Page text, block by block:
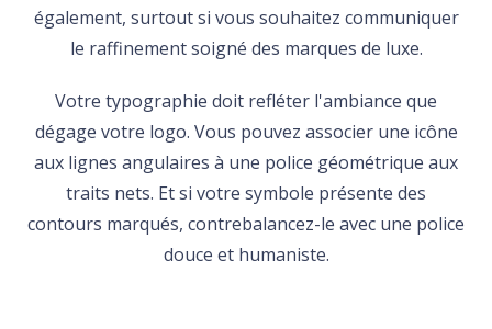
également, surtout si vous souhaitez communiquer
le raffinement soigné des marques de luxe.
Votre typographie doit refléter l'ambiance que
dégage votre logo. Vous pouvez associer une icône
aux lignes angulaires à une police géométrique aux
traits nets. Et si votre symbole présente des
contours marqués, contrebalancez-le avec une police
douce et humaniste.